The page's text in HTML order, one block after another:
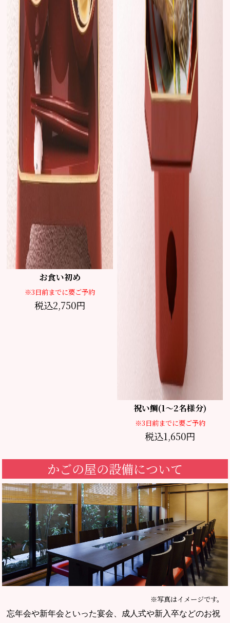
お食い初め
※3日前までに要ご予約
税込2,750円
祝い鯛(1～2名様分)
※3日前までに要ご予約
税込1,650円
かごの屋の設備について
※写真はイメージです。
忘年会や新年会といった宴会、成人式や新入卒などのお祝